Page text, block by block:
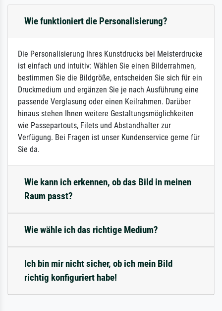
Wie funktioniert die Personalisierung?
Die Personalisierung Ihres Kunstdrucks bei Meisterdrucke
ist einfach und intuitiv: Wählen Sie einen Bilderrahmen,
bestimmen Sie die Bildgröße, entscheiden Sie sich für ein
Druckmedium und ergänzen Sie je nach Ausführung eine
passende Verglasung oder einen Keilrahmen. Darüber
hinaus stehen Ihnen weitere Gestaltungsmöglichkeiten
wie Passepartouts, Filets und Abstandhalter zur
Verfügung. Bei Fragen ist unser Kundenservice gerne für
Sie da.
Wie kann ich erkennen, ob das Bild in meinen
Raum passt?
Wie wähle ich das richtige Medium?
Ich bin mir nicht sicher, ob ich mein Bild
richtig konfiguriert habe!